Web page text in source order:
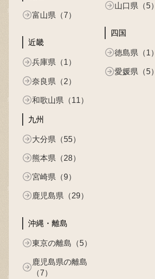
富山県（7）
近畿
兵庫県（1）
奈良県（2）
和歌山県（11）
山口県（5）
四国
徳島県（1）
愛媛県（5）
九州
大分県（55）
熊本県（28）
宮崎県（9）
鹿児島県（29）
沖縄・離島
東京の離島（5）
鹿児島県の離島
（7）